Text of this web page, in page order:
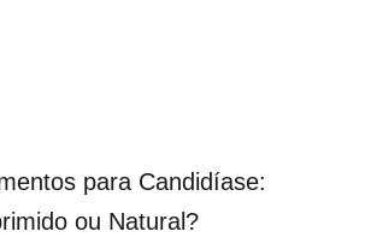
para Candidíase:
ou Natural?